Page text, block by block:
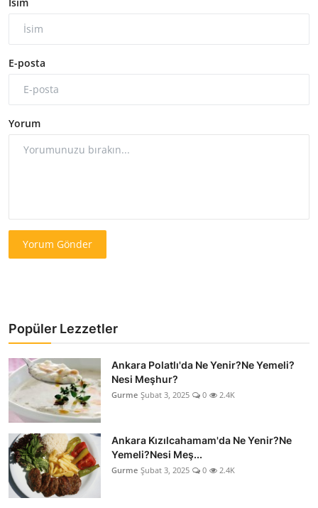
E-posta
Yorum
Yorum Gönder
Popüler Lezzetler
Ankara Polatlı'da Ne Yenir?Ne Yemeli?
Nesi Meşhur?
Gurme Şubat 3, 2025 0 2.4K
Ankara Kızılcahamam'da Ne Yenir?Ne
Yemeli?Nesi Meş...
Gurme Şubat 3, 2025 0 2.4K